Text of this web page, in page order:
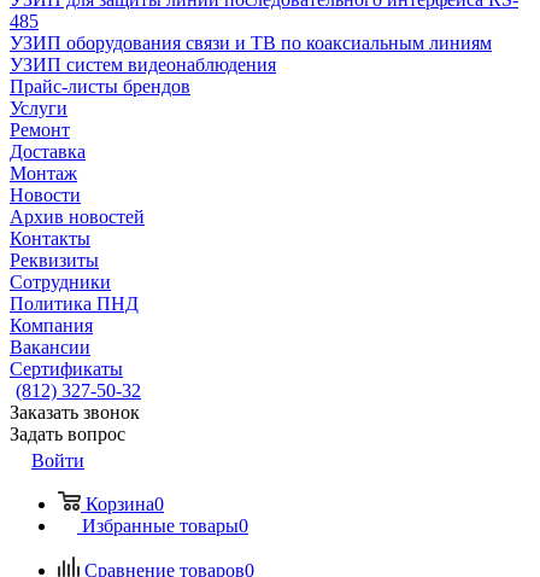
485
УЗИП оборудования связи и ТВ по коаксиальным линиям
УЗИП систем видеонаблюдения
Прайс-листы брендов
Услуги
Ремонт
Доставка
Монтаж
Новости
Архив новостей
Контакты
Реквизиты
Сотрудники
Политика ПНД
Компания
Вакансии
Сертификаты
(812) 327-50-32
Заказать звонок
Задать вопрос
Войти
Корзина0
Избранные товары0
Сравнение товаров0